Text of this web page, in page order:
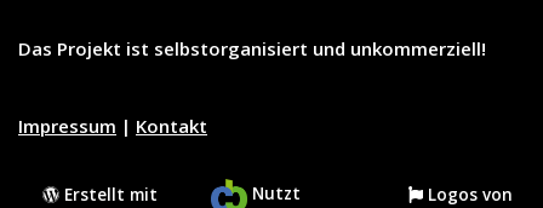
Das Projekt ist selbstorganisiert und unkommerziell!
Impressum | Kontakt
Erstellt mit
Nutzt
Logos von